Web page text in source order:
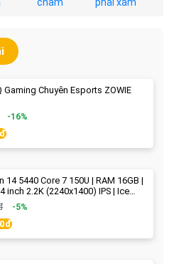
Gaming Chuyên Esports ZOWIE
-16%
14 5440 Core 7 150U | RAM 16GB |
inch 2.2K (2240x1400) IPS | Ice
-5%